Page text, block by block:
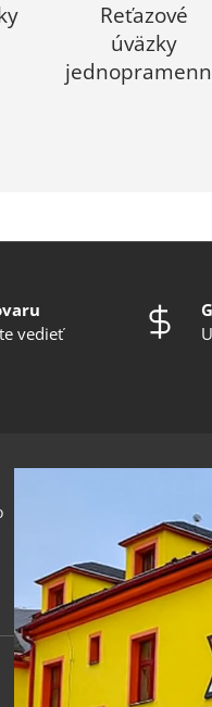
Reťazové
úväzky
vedieť